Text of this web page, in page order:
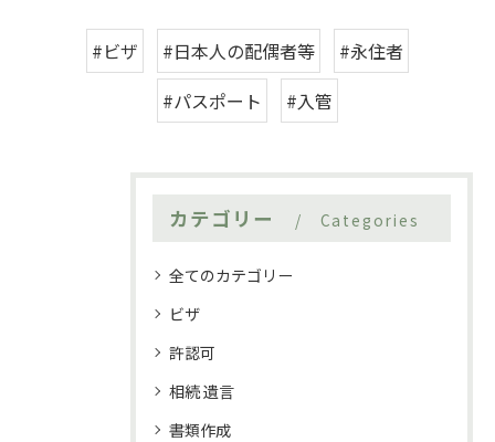
#ビザ #日本人の配偶者等
#永住者
#パスポート
#入管
カテゴリー Categories
全てのカテゴリー
ビザ
許認可
相続 遺言
書類作成